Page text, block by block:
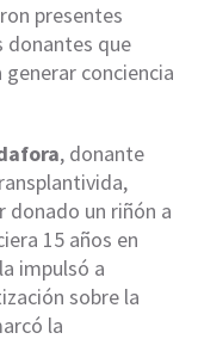
presentes
donantes que
conciencia
, donante
donado un riñón a
15 años en
impulsó a
sobre la
la